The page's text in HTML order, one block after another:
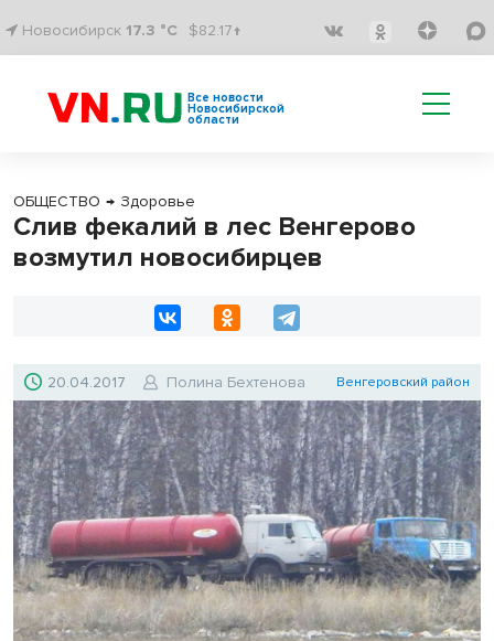
Новосибирск 17.3 °C $82.17↑
Все новости
Новосибирской
области
ОБЩЕСТВО → Здоровье
Слив фекалий в лес Венгерово
возмутил новосибирцев
20.04.2017 Полина Бехтенова Венгеровский район